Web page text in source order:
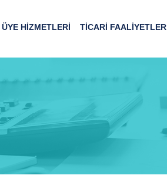
ÜYE HİZMETLERİ TİCARİ FAALİYETLER